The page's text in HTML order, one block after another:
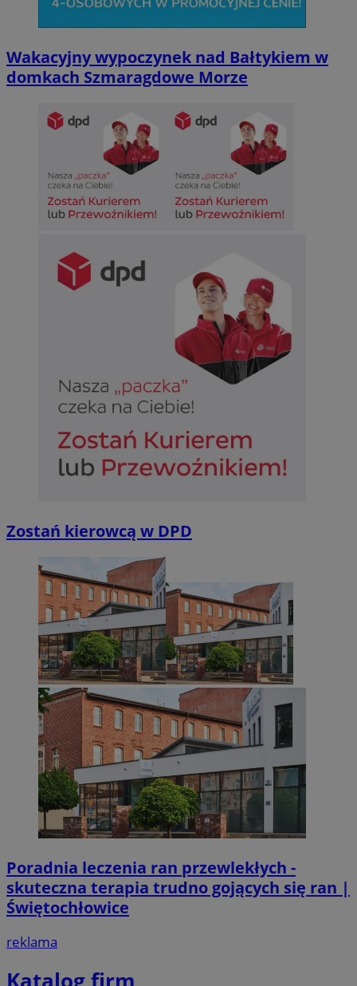
Wakacyjny wypoczynek nad Bałtykiem w
domkach Szmaragdowe Morze
Zostań kierowcą w DPD
Poradnia leczenia ran przewlekłych -
skuteczna terapia trudno gojących się ran |
Świętochłowice
reklama
Katalog firm